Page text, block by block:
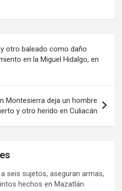
otro baleado como daño
en la Miguel Hidalgo, en
Montesierra deja un hombre
y otro herido en Culiacán
seis sujetos, aseguran armas,
hechos en Mazatlán